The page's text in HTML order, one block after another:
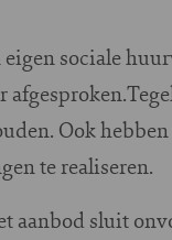
sociale
Ook
te realiseren.
sluit